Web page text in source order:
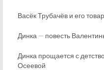
Васёк Трубачёв и его
Динка — повесть
Динка прощается с
Осеевой